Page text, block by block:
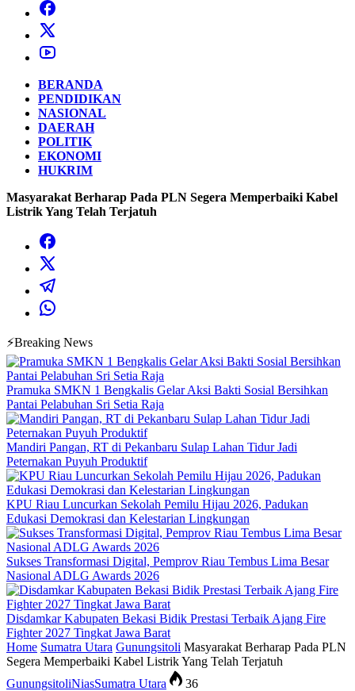
BERANDA
PENDIDIKAN
NASIONAL
DAERAH
POLITIK
EKONOMI
HUKRIM
Masyarakat Berharap Pada PLN Segera Memperbaiki Kabel
Listrik Yang Telah Terjatuh
⚡Breaking News
Pramuka SMKN 1 Bengkalis Gelar Aksi Bakti Sosial Bersihkan
Pantai Pelabuhan Sri Setia Raja
Mandiri Pangan, RT di Pekanbaru Sulap Lahan Tidur Jadi
Peternakan Puyuh Produktif
KPU Riau Luncurkan Sekolah Pemilu Hijau 2026, Padukan
Edukasi Demokrasi dan Kelestarian Lingkungan
Sukses Transformasi Digital, Pemprov Riau Tembus Lima Besar
Nasional ADLG Awards 2026
Disdamkar Kabupaten Bekasi Bidik Prestasi Terbaik Ajang Fire
Fighter 2027 Tingkat Jawa Barat
Home Sumatra Utara Gunungsitoli Masyarakat Berharap Pada PLN
Segera Memperbaiki Kabel Listrik Yang Telah Terjatuh
GunungsitoliNiasSumatra Utara 36